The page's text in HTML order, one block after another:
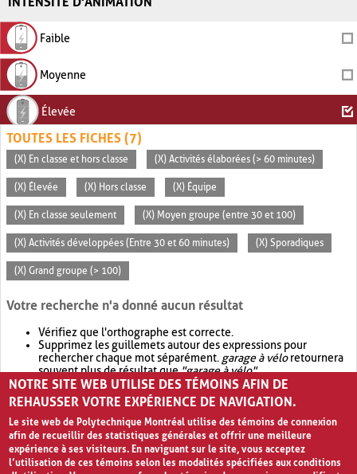
Faible
Moyenne
Élevée
TOUTES LES FICHES (7)
(X) En classe et hors classe (X) Activités élaborées (> 60 minutes)
(X) Élevée (X) Hors classe (X) Équipe
(X) En classe seulement (X) Moyen groupe (entre 30 et 100)
(X) Activités développées (Entre 30 et 60 minutes) (X) Sporadiques
(X) Grand groupe (> 100)
Votre recherche n'a donné aucun résultat
Vérifiez que l'orthographe est correcte.
Supprimez les guillemets autour des expressions pour
rechercher chaque mot séparément. garage à véloretournera
souvent plus de résultat que"garage à vélo".
Envisagez d'élargir votre recherche avec OR.garage OR vélo
retournera souvent plus de résultat quegarage à vélo
NOTRE SITE WEB UTILISE DES TÉMOINS AFIN DE
REHAUSSER VOTRE EXPÉRIENCE DE NAVIGATION.
Le site web de Polytechnique Montréal utilise des témoins de connexion
afin de recueillir des statistiques générales et offrir une meilleure
expérience à ses visiteurs. En naviguant sur le site, vous acceptez
l’utilisation de ces témoins selon les modalités spécifiées aux conditions